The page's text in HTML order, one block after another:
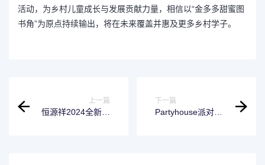
活动，为乡村儿童成长与发展贡献力量，相信以“金多多甜蜜图
书角”为原点持续输出，将在未来覆盖并惠及更多乡村学子。
上一篇
恒源祥2024全新产
下一篇
Partyhouse派对屋